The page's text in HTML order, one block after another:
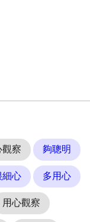
觀察 夠聰明
細心 多用心
用心觀察